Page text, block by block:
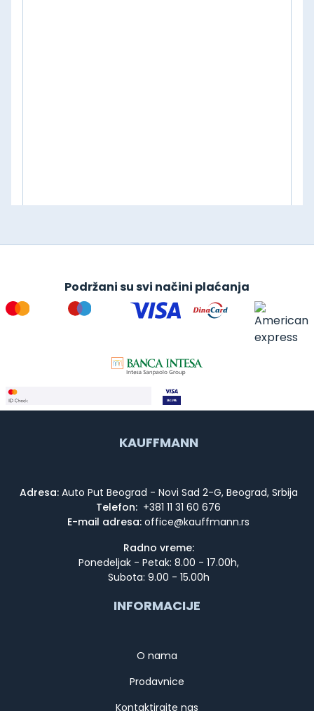
Podržani su svi načini plaćanja
KAUFFMANN
Adresa:Auto Put Beograd - Novi Sad 2-G, Beograd, Srbija
Telefon: +381 11 31 60 676
E-mail adresa:
Radno vreme:
Ponedeljak - Petak: 8.00 - 17.00h,
Subota: 9.00 - 15.00h
INFORMACIJE
O nama
Prodavnice
Kontaktirajte nas